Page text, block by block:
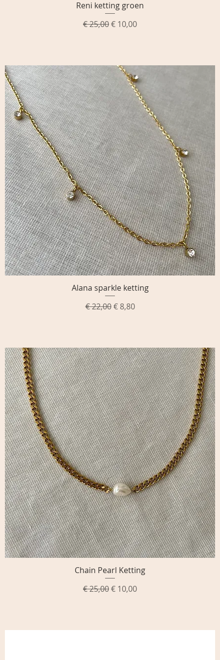
Snel overzicht
Reni ketting groen
Normale prijs
€ 25,00Verkoopprijs
€ 10,00
Snel overzicht
Alana sparkle ketting
Normale prijs
€ 22,00 Verkoopprijs
€ 8,80
Snel overzicht
Chain Pearl Ketting
Normale prijs
€ 25,00Verkoopprijs
€ 10,00